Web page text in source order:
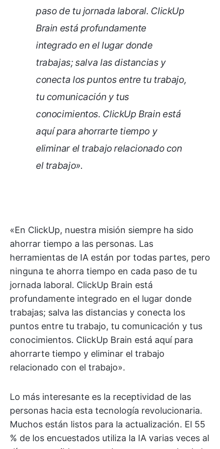
paso de tu jornada laboral. ClickUp
Brain está profundamente
integrado en el lugar donde
trabajas; salva las distancias y
conecta los puntos entre tu trabajo,
tu comunicación y tus
conocimientos. ClickUp Brain está
aquí para ahorrarte tiempo y
eliminar el trabajo relacionado con
el trabajo».
«En ClickUp, nuestra misión siempre ha sido
ahorrar tiempo a las personas. Las
herramientas de IA están por todas partes, pero
ninguna te ahorra tiempo en cada paso de tu
jornada laboral. ClickUp Brain está
profundamente integrado en el lugar donde
trabajas; salva las distancias y conecta los
puntos entre tu trabajo, tu comunicación y tus
conocimientos. ClickUp Brain está aquí para
ahorrarte tiempo y eliminar el trabajo
relacionado con el trabajo».
Lo más interesante es la receptividad de las
personas hacia esta tecnología revolucionaria.
Muchos están listos para la actualización. El 55
% de los encuestados utiliza la IA varias veces al